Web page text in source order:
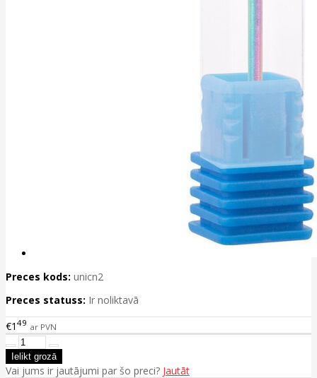
Preces kods: unicn2
Preces statuss: Ir noliktavā
€1 49 ar PVN
Vai jums ir jautājumi par šo preci? Jautāt